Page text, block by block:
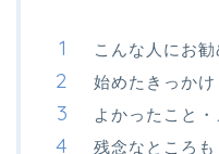
こんな人にお勧
始めたきっかけ
よかったこと・
残念なところ